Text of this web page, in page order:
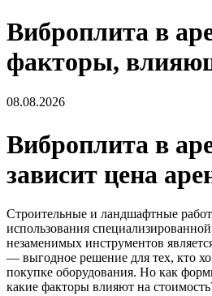
Виброплита в
факторы,
08.08.2026
Виброплита в
зависит цена
Строительные и ландшафтные
использования
незаменимых инструментов
— выгодное решение для тех, кто
покупке оборудования. Но как
какие факторы влияют на